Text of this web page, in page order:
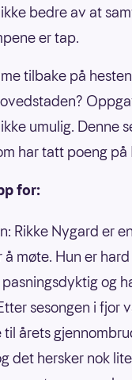
bedre av at
er tap.
tilbake på
umulig. Denne
har tatt poeng
for:
Rikke Nygard er
møte. Hun er
og
sesongen i fjor
årets
det hersker nok